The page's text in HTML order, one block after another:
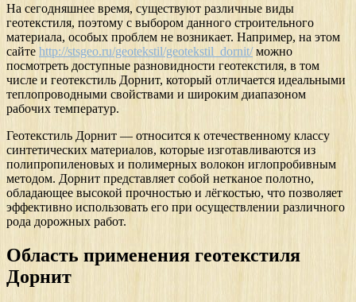
На сегодняшнее время, существуют различные виды
геотекстиля, поэтому с выбором данного строительного
материала, особых проблем не возникает. Например, на этом
сайте http://stsgeo.ru/geotekstil/geotekstil_dornit/можно
посмотреть доступные разновидности геотекстиля, в том
числе и геотекстиль Дорнит, который отличается идеальными
теплопроводными свойствами и широким диапазоном
рабочих температур.
Геотекстиль Дорнит — относится к отечественному классу
синтетических материалов, которые изготавливаются из
полипропиленовых и полимерных волокон иглопробивным
методом. Дорнит представляет собой нетканое полотно,
обладающее высокой прочностью и лёгкостью, что позволяет
эффективно использовать его при осуществлении различного
рода дорожных работ.
Область применения геотекстиля
Дорнит